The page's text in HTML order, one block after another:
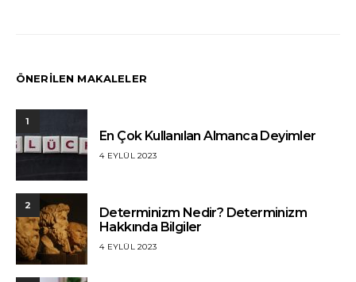
ÖNERİLEN MAKALELER
1
En Çok Kullanılan Almanca Deyimler
4 EYLÜL 2023
2
Determinizm Nedir? Determinizm
Hakkında Bilgiler
4 EYLÜL 2023